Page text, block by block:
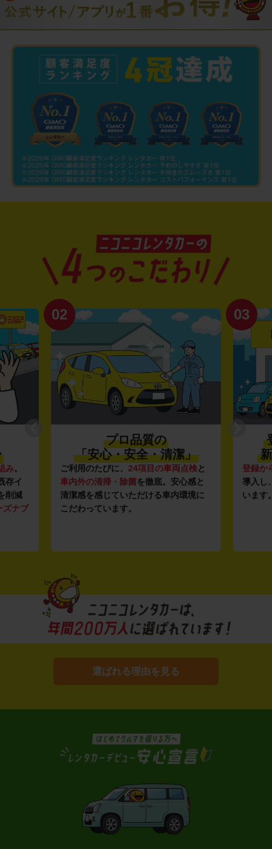
み。
存イ
削減
ズナブ
02
プロ品質の
「安心・安全・清潔」
ご利用のたびに、 24項目の車両点検と
車内外の清掃・除菌を徹底。安心感と
清潔感を感じていただける車内環境に
こだわっています。
03
登録か
導入し
います
選ばれる理由を見る